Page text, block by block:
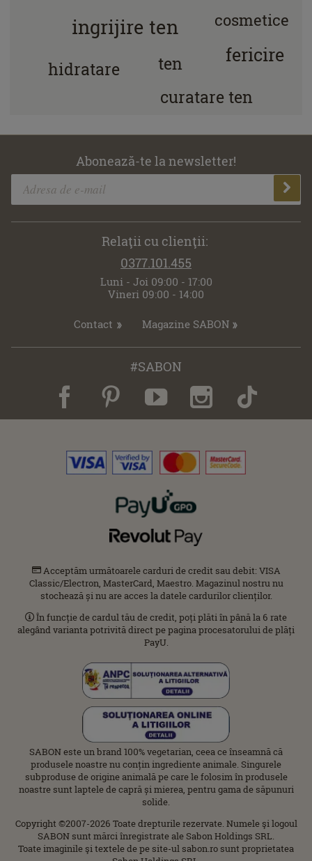
ingrijire ten
fericire
hidratare
ten
curatare ten
cosmetice
Abonează-te la newsletter!
Relaţii cu clienţii:
0377.101.455
Luni - Joi 09:00 - 17:00
Vineri 09:00 - 14:00
Contact Magazine SABON
#SABON
Acceptăm următoarele carduri de credit sau debit: VISA
Classic/Electron, MasterCard, Maestro. Magazinul nostru nu
stochează și nu are acces la datele cardurilor clienților.
În funcție de cardul tău de credit, poți plăti în până la 6 rate
alegând varianta potrivită direct pe pagina procesatorului de plăți
PayU.
SABON este un brand 100% vegetarian, ceea ce înseamnă că
produsele noastre nu conțin ingrediente animale. Singurele
subproduse de origine animală pe care le folosim în produsele
noastre sunt laptele de capră și mierea, pentru gama de săpunuri
solide.
Copyright ©2007-2026 Toate drepturile rezervate. Numele şi logoul
SABON sunt mărci înregistrate ale Sabon Holdings SRL.
Toate imaginile şi textele de pe site-ul sabon.ro sunt proprietatea